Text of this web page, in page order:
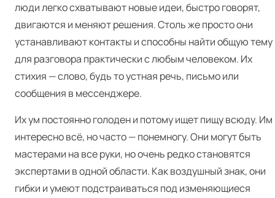
люди легко схватывают новые идеи, быстро говорят,
двигаются и меняют решения. Столь же просто они
устанавливают контакты и способны найти общую тему
для разговора практически с любым человеком. Их
стихия — слово, будь то устная речь, письмо или
сообщения в мессенджере.
Их ум постоянно голоден и потому ищет пищу всюду. Им
интересно всё, но часто — понемногу. Они могут быть
мастерами на все руки, но очень редко становятся
экспертами в одной области. Как воздушный знак, они
гибки и умеют подстраиваться под изменяющиеся